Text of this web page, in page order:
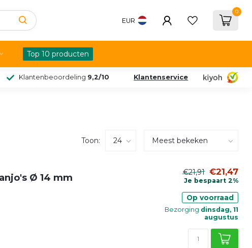
EUR
0
Top 10 producten
Klantenbeoordeling 9,2/10 Klantenservice
Toon:
Ø 14 mm €21,91 €21,47
Je bespaart 2%
Op voorraad
Bezorging dinsdag, 11
augustus